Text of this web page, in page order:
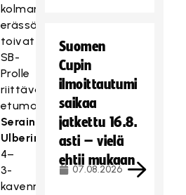
kolmannessa
erässä
toivat
SB-
Prolle
riittävän
etumatkan.
Seraina
Ulberin
4–
3-
kavennus
Suomen
Cupin
ilmoittautumi
saikaa
jatkettu 16.8.
asti – vielä
ehtii mukaan
07.08.2026